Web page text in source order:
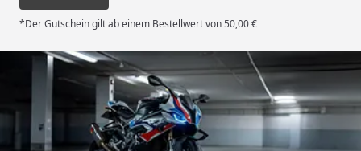
*Der Gutschein gilt ab einem Bestellwert von 50,00 €
Trusted Shops